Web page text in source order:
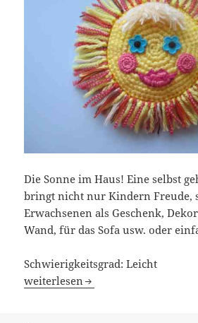
Die Sonne im Haus! Eine selbst
bringt nicht nur Kindern Freude,
Erwachsenen als Geschenk,
Wand, für das Sofa usw. oder
Schwierigkeitsgrad: Leicht
Häkelanleitung: Sonne für jedes
weiterlesen